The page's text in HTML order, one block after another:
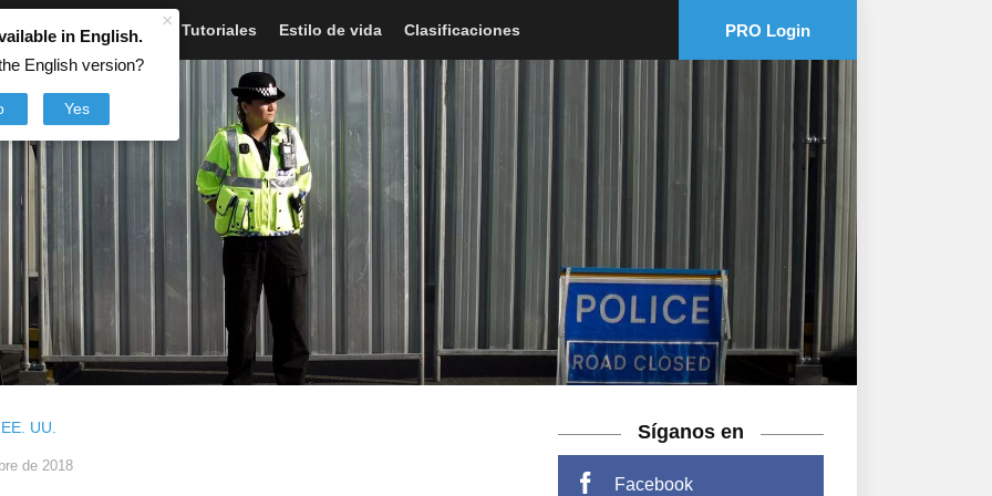
×
in English.
English version?
Yes
Artículos Noticias Tutoriales Estilo de vida Clasificaciones PRO Login
EE. UU.
de 2018
Síganos en
Facebook